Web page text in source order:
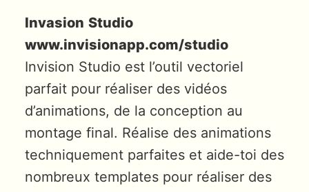
Invasion Studio
www.invisionapp.com/studio
Invision Studio est l’outil vectoriel
parfait pour réaliser des vidéos
d’animations, de la conception au
montage final. Réalise des animations
techniquement parfaites et aide-toi des
nombreux templates pour réaliser des